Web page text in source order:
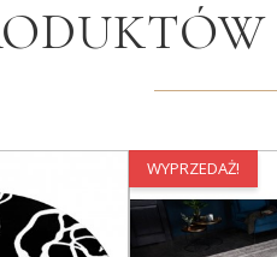
WYPRZEDAŻ!